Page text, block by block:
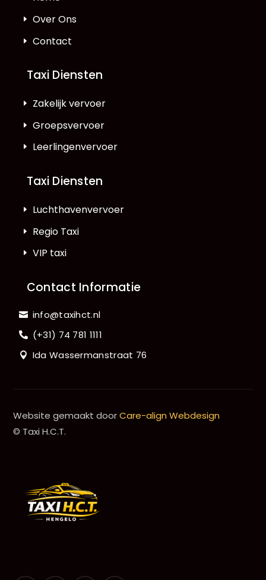
Over Ons
Contact
Taxi Diensten
Zakelijk vervoer
Groepsvervoer
Leerlingenvervoer
Taxi Diensten
Luchthavenvervoer
Regio Taxi
VIP taxi
Contact Informatie
info@taxihct.nl
(+31) 74 781 1111
Ida Wassermanstraat 76
Website gemaakt doorCare-align Webdesign
© Taxi H.C.T.